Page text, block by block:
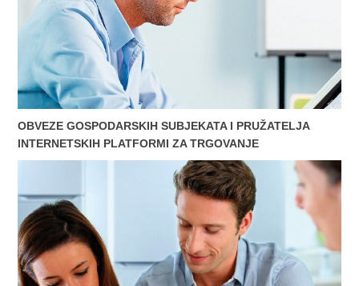
OBVEZE GOSPODARSKIH SUBJEKATA I PRUŽATELJA
INTERNETSKIH PLATFORMI ZA TRGOVANJE